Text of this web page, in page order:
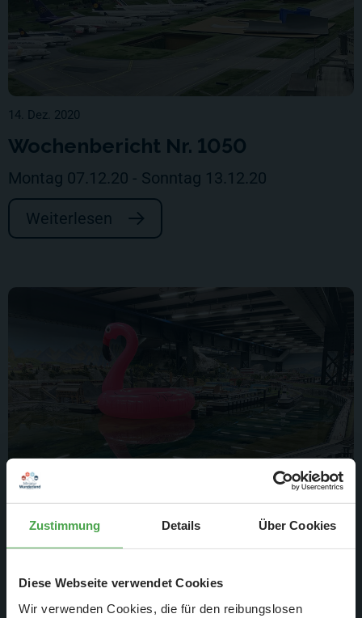
Zustimmung Details Über Cookies
Diese Webseite verwendet Cookies
Wir verwenden Cookies, die für den reibungslosen
14. Dez. 2020
Wochenbericht Nr. 1050
Montag 07.12.20 - Sonntag 13.12.20
Weiterlesen
7. Dez. 2020
Wochenbericht Nr. 1049
Montag 30.11.20 - Sonntag 06.12.20